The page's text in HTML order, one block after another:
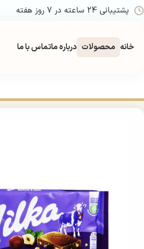
پشتیبانی 24 ساعته در 7 روز هفته
خانه محصولات درباره ماتماس با ما
خانه غذایی و تنقلات شکلات شکلات تخته ای